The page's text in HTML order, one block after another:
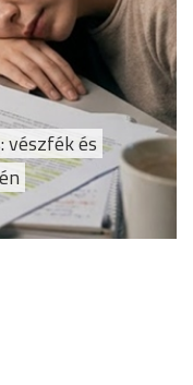
vészfék és